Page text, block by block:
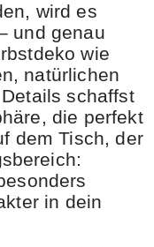
wird es
und genau
wie
natürlichen
schaffst
die perfekt
dem Tisch, der
in dein